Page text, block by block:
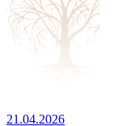
21.04.2026